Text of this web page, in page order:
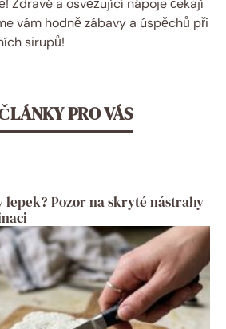
Zdravé a osvěžující nápoje čekají
vám hodně zábavy a úspěchů při
sirupů!
PRO VÁS
Pozor na skryté nástrahy